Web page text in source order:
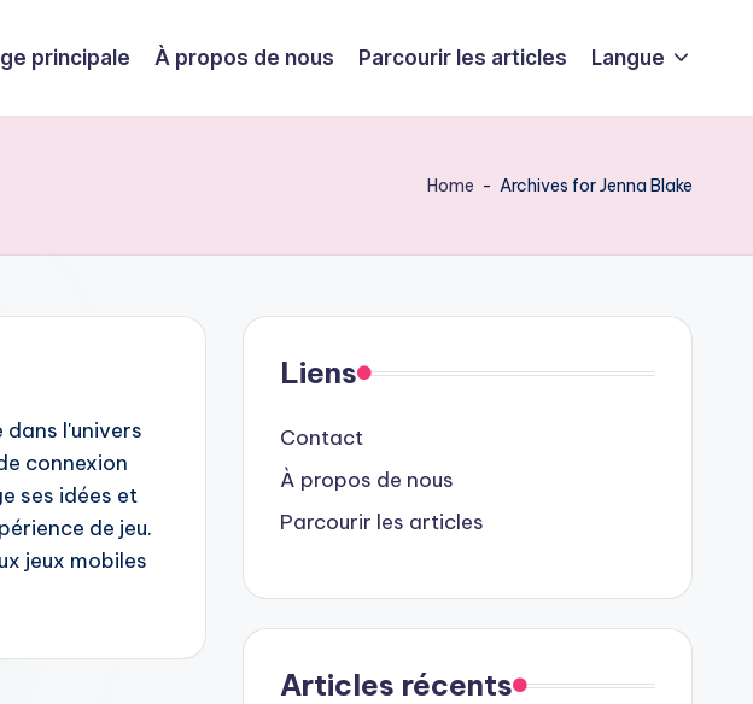
principale À propos de nous Parcourir les articles Langue
Home - Archives for Jenna Blake
dans l'univers
connexion
ses idées et
de jeu.
jeux mobiles
Liens
Contact
À propos de nous
Parcourir les articles
Articles récents